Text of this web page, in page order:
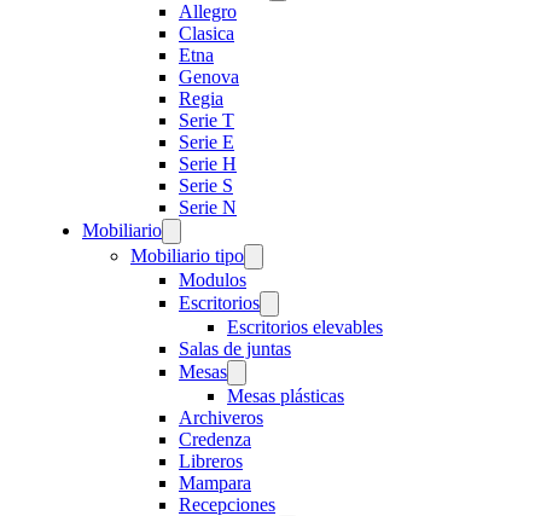
Allegro
Clasica
Etna
Genova
Regia
Serie T
Serie E
Serie H
Serie S
Serie N
Mobiliario
Mobiliario tipo
Modulos
Escritorios
Escritorios elevables
Salas de juntas
Mesas
Mesas plásticas
Archiveros
Credenza
Libreros
Mampara
Recepciones